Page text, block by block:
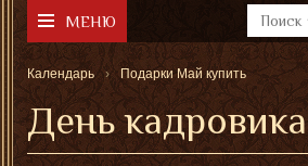
МЕНЮ
Календарь Подарки Май купить
День кадровика